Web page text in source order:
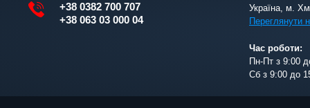
+38 0382 700 707
+38 063 03 000 04
Україна, м.
Переглянути
Час роботи:
Пн-Пт з 9:00
Сб з 9:00 до